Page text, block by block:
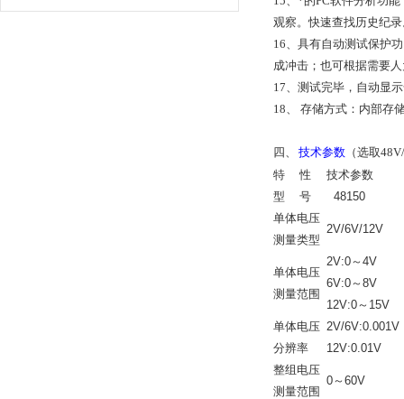
观察。快速查找历史纪
16、具有自动测试保护
成冲击；也可根据需要
17、测试完毕，自动显
18、 存储方式：内部存
四、 技术参数 （选取
特 性
技术参数
型 号
48150
单体电压
测量类型
2V/6V/12V
单体电压
测量范围
2V:0～4V
6V:0～8V
12V:0～15V
单体电压
分辨率
2V/6V:0.001V
12V:0.01V
整组电压
测量范围
0～60V